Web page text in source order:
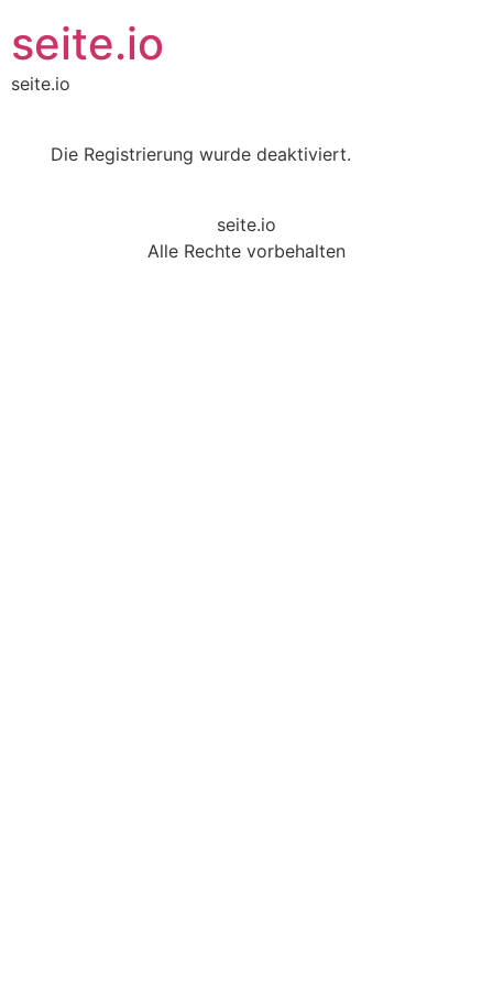
seite.io
seite.io
Die Registrierung wurde deaktiviert.
seite.io
Alle Rechte vorbehalten